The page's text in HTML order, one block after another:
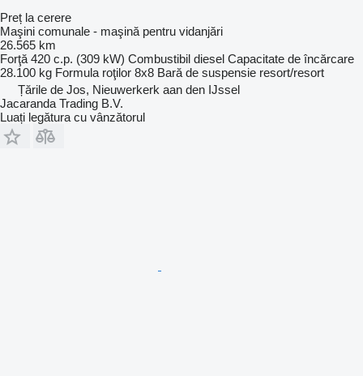
Preț la cerere
Maşini comunale - maşină pentru vidanjări
26.565 km
Forţă 420 c.p. (309 kW) Combustibil diesel Capacitate de încărcare
28.100 kg Formula roţilor 8x8 Bară de suspensie resort/resort
Țările de Jos, Nieuwerkerk aan den IJssel
Jacaranda Trading B.V.
Luați legătura cu vânzătorul